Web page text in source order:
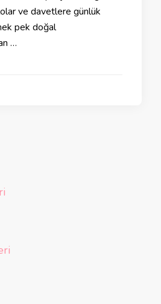
ve davetlere günlük
pek doğal
…